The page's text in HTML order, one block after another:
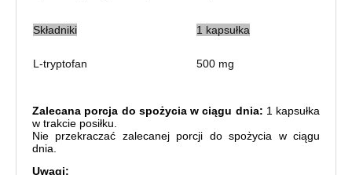
Składniki 1 kapsułka
L-tryptofan 500 mg
Zalecana porcja do spożycia w ciągu dnia: 1 kapsułka
w trakcie posiłku.
Nie przekraczać zalecanej porcji do spożycia w ciągu
dnia.
Uwagi: